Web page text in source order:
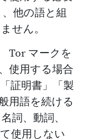
他の語と組
せん。
Tor マークを
使用する場合
証明書」「製
用語を続ける
詞、動詞、
使用しない